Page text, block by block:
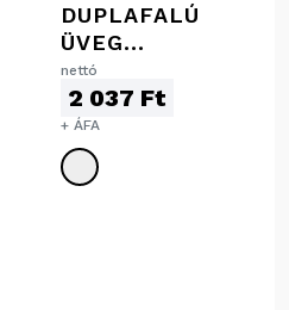
DUPLAFALÚ
ÜVEG
POHÁR, 350
ML
nettó
2 037 Ft
+ ÁFA